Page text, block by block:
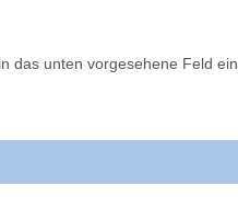
das unten vorgesehene Feld ein.